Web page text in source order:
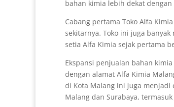
bahan kimia lebih dekat
Cabang pertama Toko Alfa
sekitarnya. Toko ini juga
setia Alfa Kimia sejak pertama
Ekspansi penjualan bahan
dengan alamat Alfa Kimia
di Kota Malang ini juga menjadi
Malang dan Surabaya,